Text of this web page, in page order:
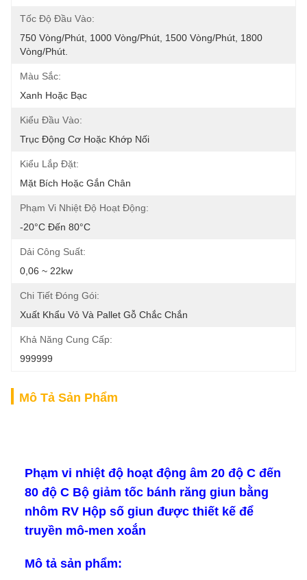
Tốc Độ Đầu Vào:
750 Vòng/phút, 1000 Vòng/phút, 1500 Vòng/phút, 1800
Vòng/phút.
Màu Sắc:
Xanh Hoặc Bạc
Kiểu Đầu Vào:
Trục Động Cơ Hoặc Khớp Nối
Kiểu Lắp Đặt:
Mặt Bích Hoặc Gắn Chân
Phạm Vi Nhiệt Độ Hoạt Động:
-20°C Đến 80°C
Dải Công Suất:
0,06 ~ 22kw
Chi Tiết Đóng Gói:
Xuất Khẩu Vỏ Và Pallet Gỗ Chắc Chắn
Khả Năng Cung Cấp:
999999
Mô Tả Sản Phẩm
Phạm vi nhiệt độ hoạt động âm 20 độ C đến
80 độ C Bộ giảm tốc bánh răng giun bằng
nhôm RV Hộp số giun được thiết kế để
truyền mô-men xoắn
Mô tả sản phẩm: